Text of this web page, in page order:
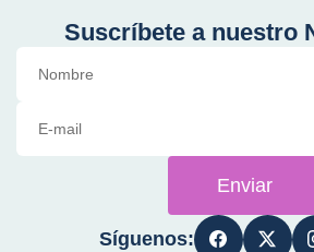
Suscríbete a nuestro
Enviar
Síguenos: